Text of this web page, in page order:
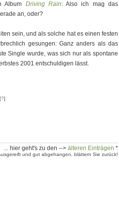
Album Driving Rain: Also ich mag das
an, oder?
sein, und als solche hat es einen festen
gesungen: Ganz anders als das
Single wurde, was sich nur als spontane
2001 entschuldigen lässt.
[?]
... hier geht's zu den --> älteren Einträgen *
und gut abgehangen, blättern Sie zurück!